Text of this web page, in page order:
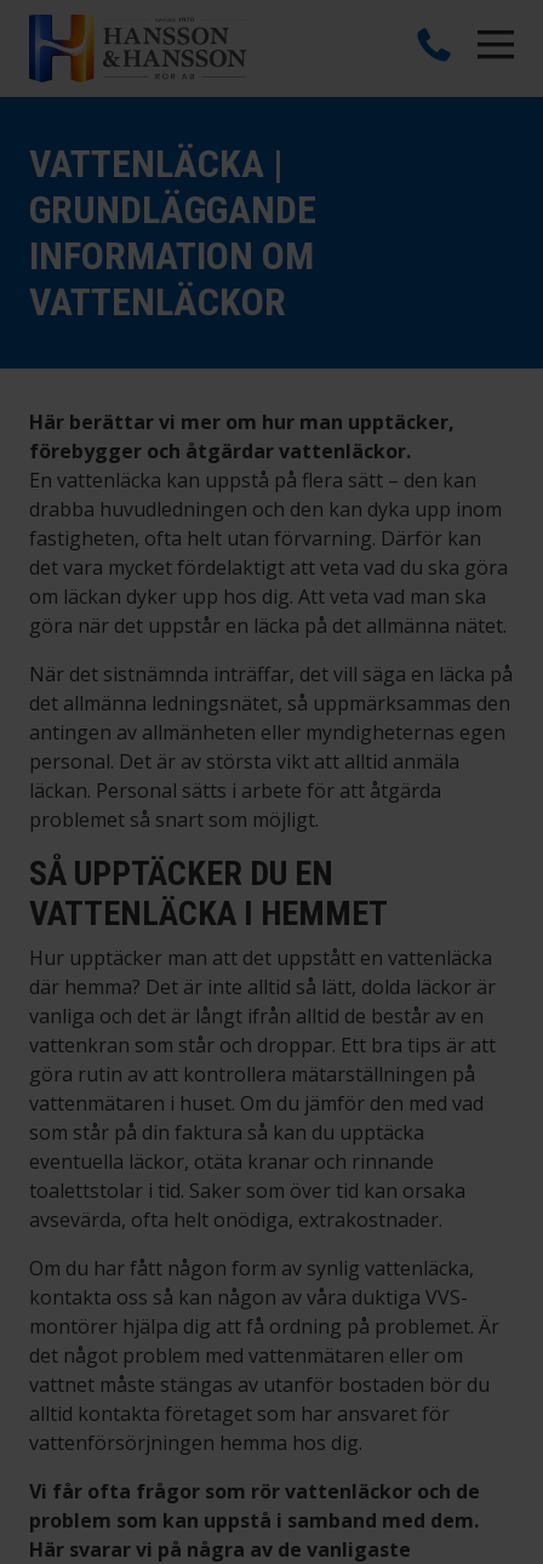
VATTENLÄCKA |
GRUNDLÄGGANDE
INFORMATION OM
VATTENLÄCKOR
Här berättar vi mer om hur man upptäcker,
förebygger och åtgärdar vattenläckor.
En vattenläcka kan uppstå på flera sätt – den kan
drabba huvudledningen och den kan dyka upp inom
fastigheten, ofta helt utan förvarning. Därför kan
det vara mycket fördelaktigt att veta vad du ska göra
om läckan dyker upp hos dig. Att veta vad man ska
göra när det uppstår en läcka på det allmänna nätet.
När det sistnämnda inträffar, det vill säga en läcka på
det allmänna ledningsnätet, så uppmärksammas den
antingen av allmänheten eller myndigheternas egen
personal. Det är av största vikt att alltid anmäla
läckan. Personal sätts i arbete för att åtgärda
problemet så snart som möjligt.
SÅ UPPTÄCKER DU EN
VATTENLÄCKA I HEMMET
Hur upptäcker man att det uppstått en vattenläcka
där hemma? Det är inte alltid så lätt, dolda läckor är
vanliga och det är långt ifrån alltid de består av en
vattenkran som står och droppar. Ett bra tips är att
göra rutin av att kontrollera mätarställningen på
vattenmätaren i huset. Om du jämför den med vad
som står på din faktura så kan du upptäcka
eventuella läckor, otäta kranar och rinnande
toalettstolar i tid. Saker som över tid kan orsaka
avsevärda, ofta helt onödiga, extrakostnader.
Om du har fått någon form av synlig vattenläcka,
kontakta oss så kan någon av våra duktiga VVS-
montörer hjälpa dig att få ordning på problemet. Är
det något problem med vattenmätaren eller om
vattnet måste stängas av utanför bostaden bör du
alltid kontakta företaget som har ansvaret för
vattenförsörjningen hemma hos dig.
Vi får ofta frågor som rör vattenläckor och de
problem som kan uppstå i samband med dem.
Här svarar vi på några av de vanligaste